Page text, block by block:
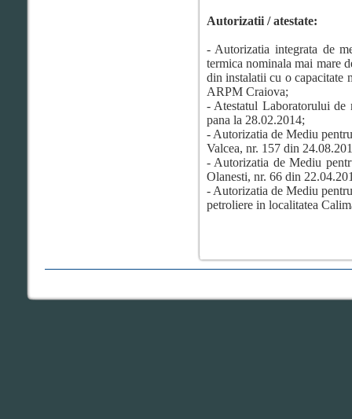
Autorizatii / atestate:
- Autorizatia integrata de
termica nominala mai mare
din instalatii cu o capacitate
ARPM Craiova;
- Atestatul Laboratorului
pana la 28.02.2014;
- Autorizatia de Mediu
Valcea, nr. 157 din
- Autorizatia de Mediu
Olanesti, nr. 66 din
- Autorizatia de Mediu
petroliere in localitatea